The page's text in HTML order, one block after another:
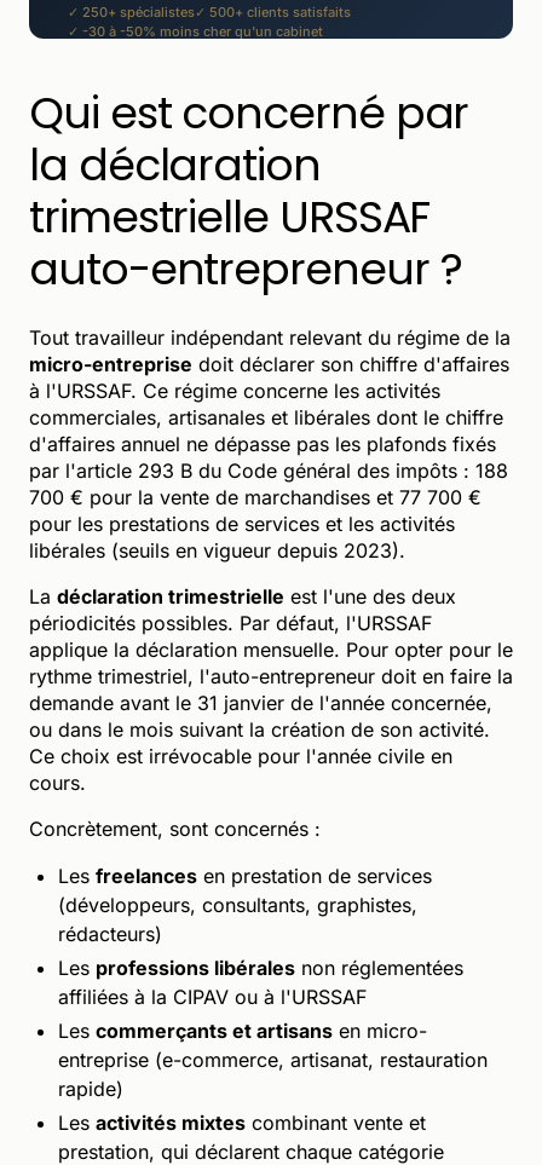
✓ 250+ spécialistes✓ 500+ clients satisfaits
✓ -30 à -50% moins cher qu'un cabinet
Qui est concerné par
la déclaration
trimestrielle URSSAF
auto-entrepreneur ?
Tout travailleur indépendant relevant du régime de la
micro-entreprise doit déclarer son chiffre d'affaires
à l'URSSAF. Ce régime concerne les activités
commerciales, artisanales et libérales dont le chiffre
d'affaires annuel ne dépasse pas les plafonds fixés
par l'article 293 B du Code général des impôts : 188
700 € pour la vente de marchandises et 77 700 €
pour les prestations de services et les activités
libérales (seuils en vigueur depuis 2023).
La déclaration trimestrielle est l'une des deux
périodicités possibles. Par défaut, l'URSSAF
applique la déclaration mensuelle. Pour opter pour le
rythme trimestriel, l'auto-entrepreneur doit en faire la
demande avant le 31 janvier de l'année concernée,
ou dans le mois suivant la création de son activité.
Ce choix est irrévocable pour l'année civile en
cours.
Concrètement, sont concernés :
Les freelances en prestation de services
(développeurs, consultants, graphistes,
rédacteurs)
Les professions libérales non réglementées
affiliées à la CIPAV ou à l'URSSAF
Les commerçants et artisans en micro-
entreprise (e-commerce, artisanat, restauration
rapide)
Les activités mixtes combinant vente et
prestation, qui déclarent chaque catégorie